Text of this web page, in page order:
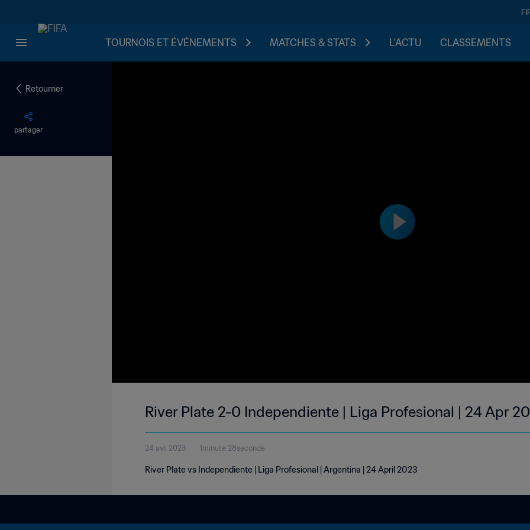
TOURNOIS ET ÉVÉNEMENTS MATCHES & STATS L'ACTU CLASSEMENTS
Retourner
partager
River Plate 2-0 Independiente | Liga Profesional | 24 Apr
24 avr. 2023 1minute 28seconde
River Plate vs Independiente | Liga Profesional | Argentina | 24 April 2023